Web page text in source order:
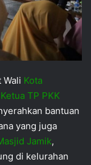
Wali Kota
TP PKK
bantuan
yang juga
Jamik,
di kelurahan